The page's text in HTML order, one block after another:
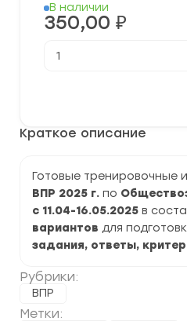
Краткое описание
Готовые тренировочные
ВПР 2025 г. по
с 11.04-16.05.2025 в
вариантов для
задания, ответы,
Рубрики:
ВПР
Метки:
В наличии
350,00 ₽
товара
6
2025
г.
задания
и